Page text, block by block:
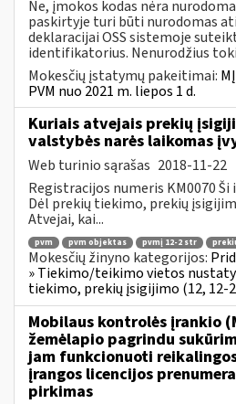
Ne, įmokos kodas nėra
paskirtyje turi būti nurodomas
deklaracijai OSS sistemoje
identifikatorius. Nenurodžius
Mokesčių įstatymų pakeitimai:
PVM nuo 2021 m. liepos 1 d.
Kuriais atvejais prekių
valstybės narės laikomas
Web turinio sąrašas 2018-11-22
Registracijos numeris KM0070
Dėl prekių tiekimo, prekių
Atvejai, kai...
pvm pvm objektas pvmį 12-2 str
Mokesčių žinyno kategorijos:
» Tiekimo/teikimo vietos
tiekimo, prekių įsigijimo (12, 12-
Mobilaus kontrolės įrankio
žemėlapio pagrindu
jam funkcionuoti
įrangos licencijos
pirkimas